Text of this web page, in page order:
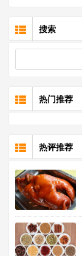
搜索
热门推荐
热评推荐